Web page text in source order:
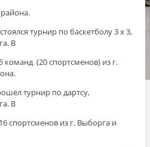
турнир по баскетболу 3 х 3,
В
команд (20 спортсменов) из г.
турнир по дартсу,
В
спортсменов из г. Выборга и